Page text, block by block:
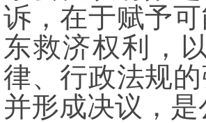
诉，在于赋予
东救济权利，
律、行政法规
并形成决议，